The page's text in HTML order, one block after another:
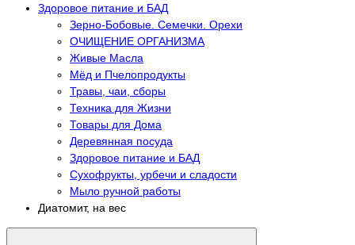
Здоровое питание и БАД
Зерно-Бобовые. Семечки. Орехи
ОЧИЩЕНИЕ ОРГАНИЗМА
Живые Масла
Мёд и Пчелопродукты
Травы, чаи, сборы
Техника для Жизни
Товары для Дома
Деревянная посуда
Здоровое питание и БАД
Сухофрукты, урбечи и сладости
Мыло ручной работы
Диатомит, на вес